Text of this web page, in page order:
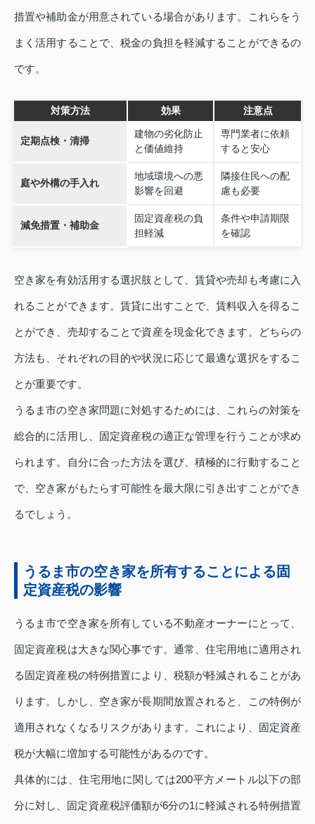
措置や補助金が用意されている場合があります。これらをう
まく活用することで、税金の負担を軽減することができるの
です。
対策方法 効果 注意点
定期点検・清掃
建物の劣化防止
と価値維持
専門業者に依頼
すると安心
庭や外構の手入れ
地域環境への悪
影響を回避
隣接住民への配
慮も必要
減免措置・補助金
固定資産税の負
担軽減
条件や申請期限
を確認
空き家を有効活用する選択肢として、賃貸や売却も考慮に入
れることができます。賃貸に出すことで、賃料収入を得るこ
とができ、売却することで資産を現金化できます。どちらの
方法も、それぞれの目的や状況に応じて最適な選択をするこ
とが重要です。
うるま市の空き家問題に対処するためには、これらの対策を
総合的に活用し、固定資産税の適正な管理を行うことが求め
られます。自分に合った方法を選び、積極的に行動すること
で、空き家がもたらす可能性を最大限に引き出すことができ
るでしょう。
うるま市の空き家を所有することによる固
定資産税の影響
うるま市で空き家を所有している不動産オーナーにとって、
固定資産税は大きな関心事です。通常、住宅用地に適用され
る固定資産税の特例措置により、税額が軽減されることがあ
ります。しかし、空き家が長期間放置されると、この特例が
適用されなくなるリスクがあります。これにより、固定資産
税が大幅に増加する可能性があるのです。
具体的には、住宅用地に関しては200平方メートル以下の部
分に対し、固定資産税評価額が6分の1に軽減される特例措置